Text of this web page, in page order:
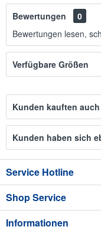
Bewertungen
0
Bewertungen lesen,
Verfügbare Größen
Kunden kauften auch
Kunden haben sich
Service Hotline
Shop Service
Informationen